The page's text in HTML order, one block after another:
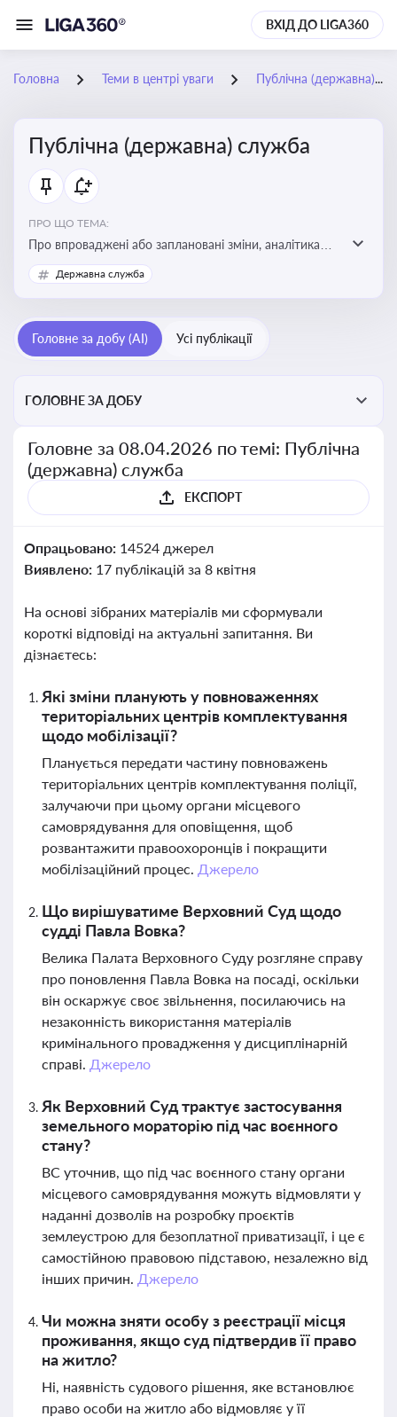
ВХІД ДО LIGA360
Головна Теми в центрі уваги Публічна (державна) служба
Публічна (державна) служба
ПРО ЩО ТЕМА:
Про впроваджені або заплановані зміни, аналітика
судової практики щодо держслужби, оцінка ризиків
для посадовців, вплив новацій на організаційну
дотримання етичних стандартів
Державна служба
Головне за добу (AI) Усі публікації
ГОЛОВНЕ ЗА ДОБУ
Головне за 08.04.2026 по темі: Публічна
(державна) служба
ЕКСПОРТ
Опрацьовано: 14524 джерел
Виявлено: 17 публікацій за 8 квітня
На основі зібраних матеріалів ми сформували
короткі відповіді на актуальні запитання. Ви
дізнаєтесь:
Які зміни планують у повноваженнях
територіальних центрів комплектування
щодо мобілізації?
Планується передати частину повноважень
територіальних центрів комплектування поліції,
залучаючи при цьому органи місцевого
самоврядування для оповіщення, щоб
розвантажити правоохоронців і покращити
мобілізаційний процес. Джерело
Що вирішуватиме Верховний Суд щодо
судді Павла Вовка?
Велика Палата Верховного Суду розгляне справу
про поновлення Павла Вовка на посаді, оскільки
він оскаржує своє звільнення, посилаючись на
незаконність використання матеріалів
кримінального провадження у дисциплінарній
справі. Джерело
Як Верховний Суд трактує застосування
земельного мораторію під час воєнного
стану?
ВС уточнив, що під час воєнного стану органи
місцевого самоврядування можуть відмовляти у
наданні дозволів на розробку проєктів
землеустрою для безоплатної приватизації, і це є
самостійною правовою підставою, незалежно від
інших причин. Джерело
Чи можна зняти особу з реєстрації місця
проживання, якщо суд підтвердив її право
на житло?
Ні, наявність судового рішення, яке встановлює
право особи на житло або відмовляє у її